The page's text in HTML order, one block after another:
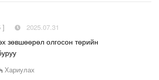
] 2025.07.31
зөвшөөрөл олгосон төрийн
Хариулах